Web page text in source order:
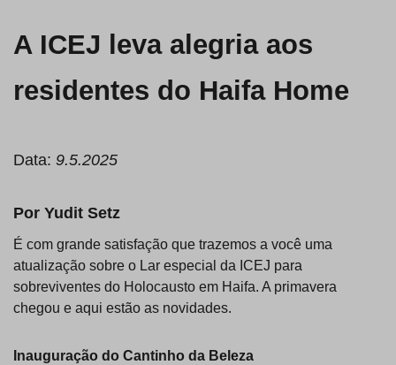
A ICEJ leva alegria aos
residentes do Haifa Home
Data: 9.5.2025
Por Yudit Setz
É com grande satisfação que trazemos a você uma
atualização sobre o Lar especial da ICEJ para
sobreviventes do Holocausto em Haifa. A primavera
chegou e aqui estão as novidades.
Inauguração do Cantinho da Beleza